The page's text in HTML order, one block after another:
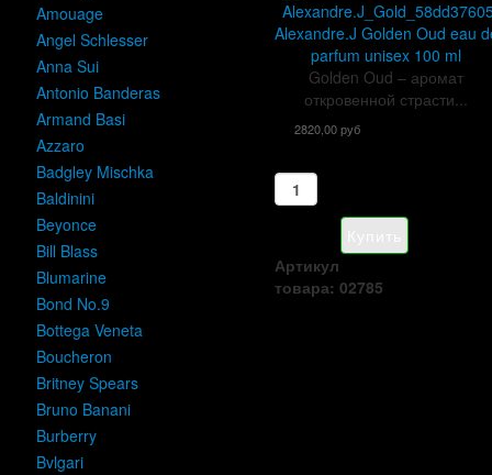
Amouage
Angel Schlesser
Anna Sui
Antonio Banderas
Armand Basi
Azzaro
Badgley Mischka
Baldinini
Beyonce
Bill Blass
Blumarine
Bond No.9
Bottega Veneta
Boucheron
Britney Spears
Bruno Banani
Burberry
Bvlgari
Alexandre.J Golden Oud eau
parfum unisex 100 ml
Golden Oud – аромат
откровенной страсти...
2820,00 руб
Артикул
товара: 02785